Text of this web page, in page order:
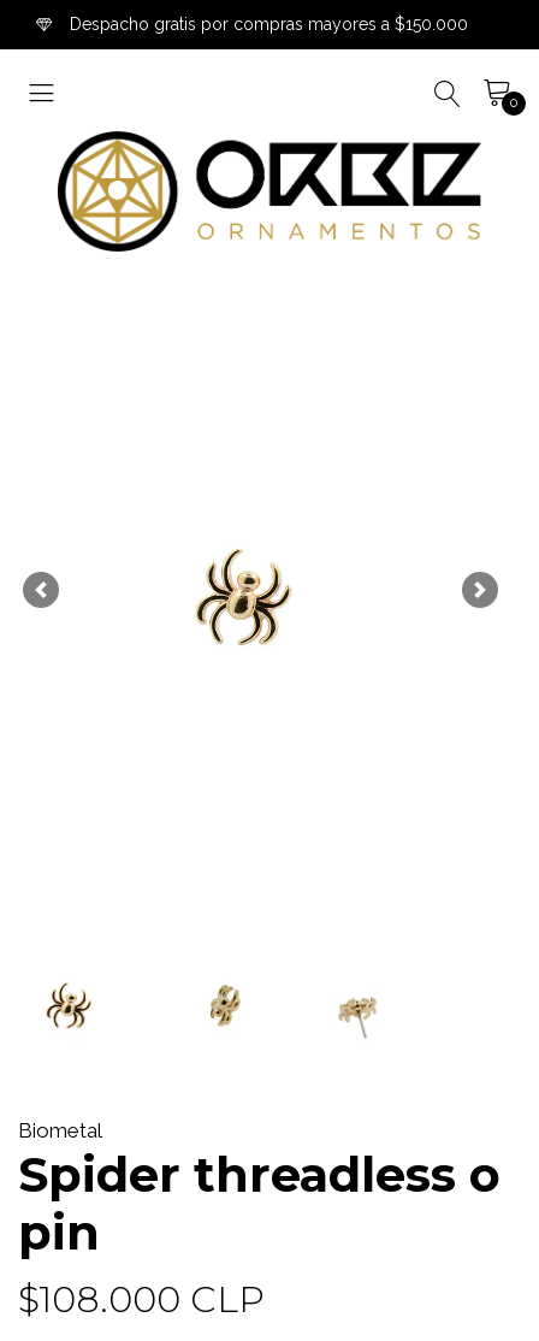
Despacho gratis por compras mayores a $150.000
0
Previous Next
Biometal
Spider threadless o
pin
$108.000 CLP